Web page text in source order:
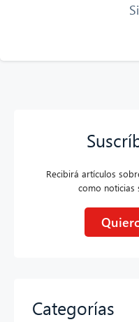
Recibirá artículos
como noticias
Categorías